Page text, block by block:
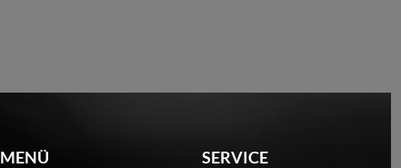
MENÜ SERVICE